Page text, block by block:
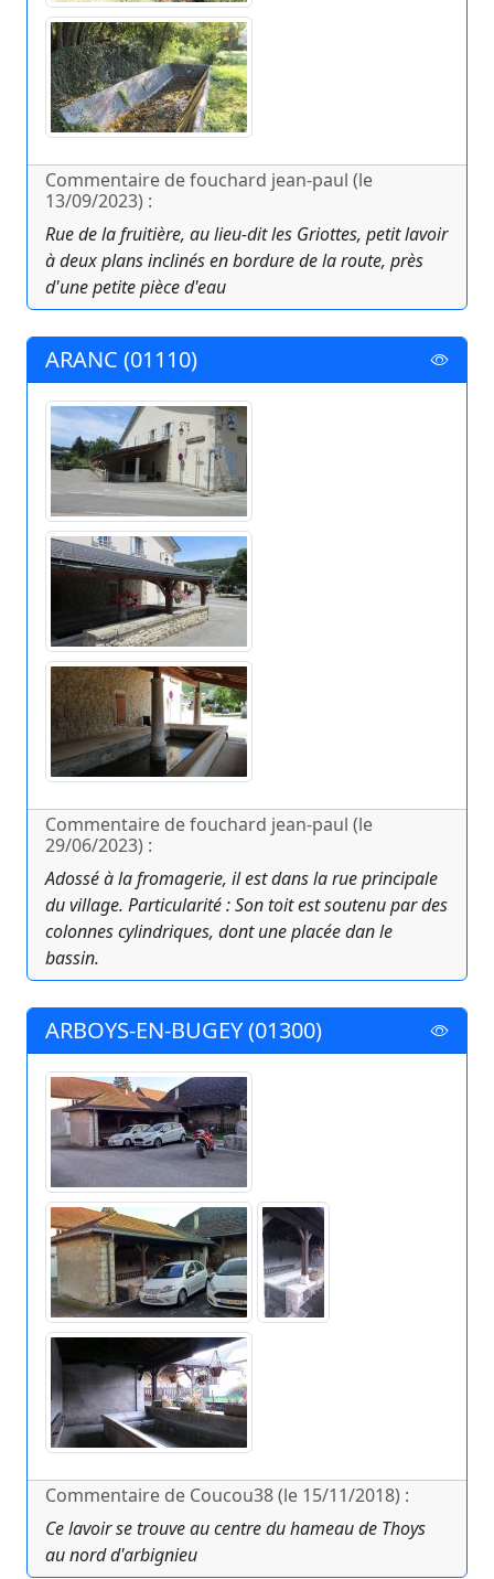
Commentaire de fouchard jean-paul (le
13/09/2023) :
Rue de la fruitière, au lieu-dit les Griottes, petit lavoir
à deux plans inclinés en bordure de la route, près
d'une petite pièce d'eau
ARANC (01110)
Commentaire de fouchard jean-paul (le
29/06/2023) :
Adossé à la fromagerie, il est dans la rue principale
du village. Particularité : Son toit est soutenu par des
colonnes cylindriques, dont une placée dan le
bassin.
ARBOYS-EN-BUGEY (01300)
Commentaire de Coucou38 (le 15/11/2018) :
Ce lavoir se trouve au centre du hameau de Thoys
au nord d'arbignieu